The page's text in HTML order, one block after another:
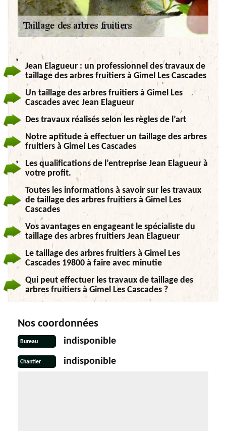
Jean Elagueur : un professionnel des travaux de
taillage des arbres fruitiers à Gimel Les Cascades
Un taillage des arbres fruitiers à Gimel Les
Cascades avec Jean Elagueur
Des travaux réalisés selon les règles de l’art
Notre aptitude à effectuer un taillage des arbres
fruitiers à Gimel Les Cascades
Les qualifications de l’entreprise Jean Elagueur à
votre profit.
Toutes les informations à savoir sur les travaux
de taillage des arbres fruitiers à Gimel Les
Cascades
Vos avantages en engageant le spécialiste du
taillage des arbres fruitiers Jean Elagueur
Le taillage des arbres fruitiers à Gimel Les
Cascades 19800 à faire avec minutie
Qui peut effectuer les travaux de taillage des
arbres fruitiers à Gimel Les Cascades ?
Nos coordonnées
Bureau indisponible
Chantier indisponible